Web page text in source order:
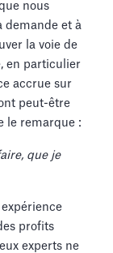
nous
demande et à
la voie de
en particulier
accrue sur
peut-être
le remarque :
que je
profits
experts ne